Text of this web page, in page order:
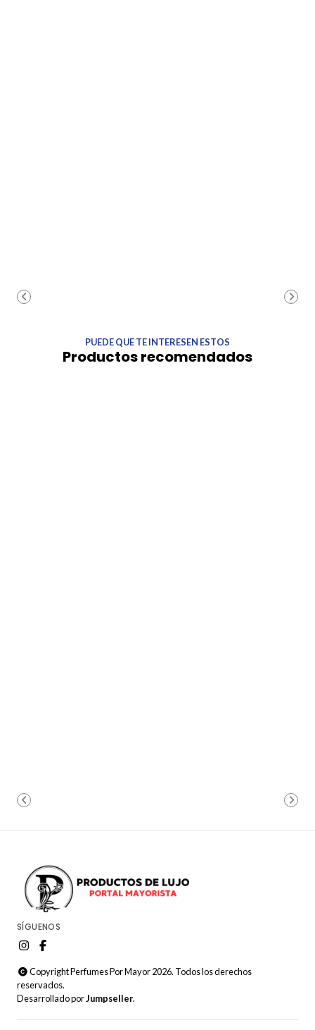
PUEDE QUE TE INTERESEN ESTOS
Productos recomendados
SÍGUENOS
Copyright Perfumes Por Mayor 2026. Todos los derechos
reservados.
Desarrollado porJumpseller.